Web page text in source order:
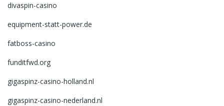
divaspin-casino
equipment-statt-power.de
fatboss-casino
funditfwd.org
gigaspinz-casino-holland.nl
gigaspinz-casino-nederland.nl